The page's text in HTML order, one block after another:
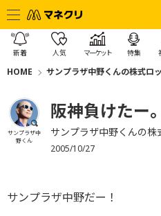
新着 人気 マーケット 特集
HOME サンプラザ中野くんの株式ロ
サンプラザ中
野くん
阪神負けたー。
サンプラザ中野くんの
2005/10/27
サンプラザ中野だー！